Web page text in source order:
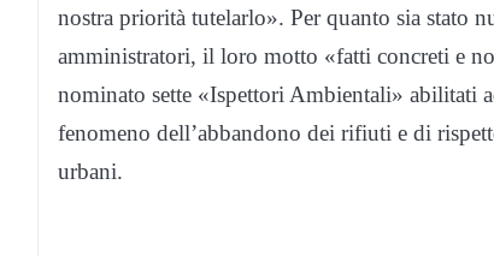
nostra priorità tutelarlo». Per quanto sia stato
amministratori, il loro motto «fatti concreti e
nominato sette «Ispettori Ambientali» abilitati
fenomeno dell’abbandono dei rifiuti e di
urbani.